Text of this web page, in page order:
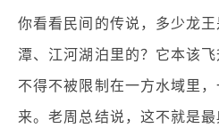
你看看民间的传说，多少龙
潭、江河湖泊里的？它本该
不得不被限制在一方水域里
来。老周总结说，这不就是最